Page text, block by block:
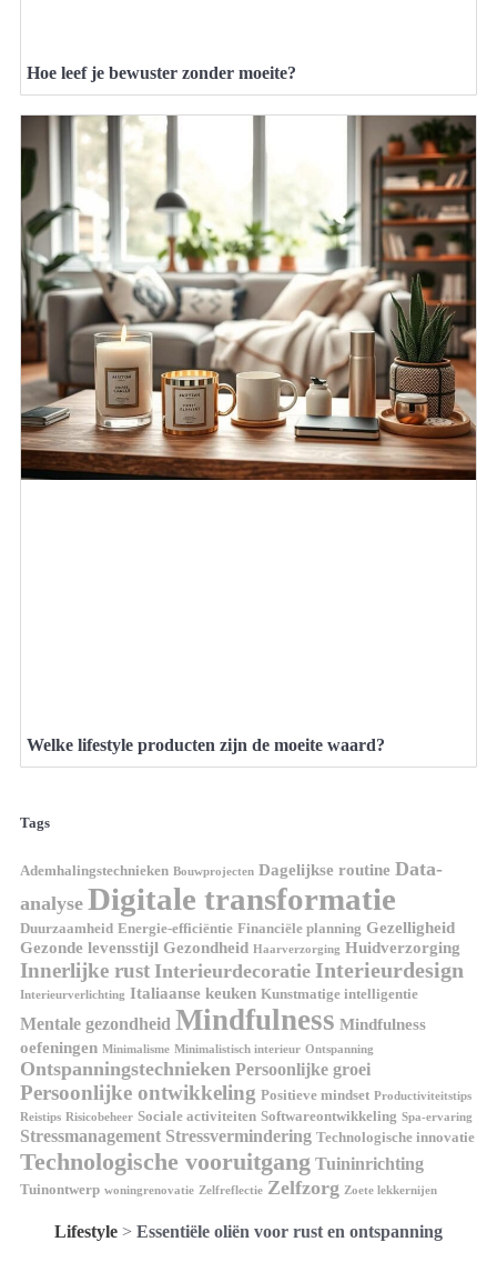
Hoe leef je bewuster zonder moeite?
Welke lifestyle producten zijn de moeite waard?
Tags
Ademhalingstechnieken Bouwprojecten Dagelijkse routine Data-
analyse Digitale transformatie
Duurzaamheid Energie-efficiëntie Financiële planning Gezelligheid
Gezonde levensstijl Gezondheid Haarverzorging Huidverzorging
Innerlijke rust Interieurdecoratie Interieurdesign
Interieurverlichting Italiaanse keuken Kunstmatige intelligentie
Mentale gezondheid Mindfulness Mindfulness
oefeningen Minimalisme Minimalistisch interieur Ontspanning
Ontspanningstechnieken Persoonlijke groei
Persoonlijke ontwikkeling Positieve mindset Productiviteitstips
Reistips Risicobeheer Sociale activiteiten Softwareontwikkeling Spa-ervaring
Stressmanagement Stressvermindering Technologische innovatie
Technologische vooruitgang Tuininrichting
Tuinontwerp woningrenovatie Zelfreflectie Zelfzorg Zoete lekkernijen
Lifestyle > Essentiële oliën voor rust en ontspanning